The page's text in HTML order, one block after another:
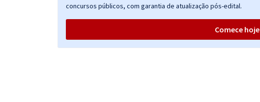
concursos públicos, com garantia de atualização pós-edital.
Comece hoje